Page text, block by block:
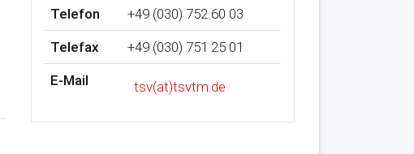
Telefon +49 (030) 752 60 03
Telefax +49 (030) 751 25 01
E-Mail tsv(at)tsvtm.de